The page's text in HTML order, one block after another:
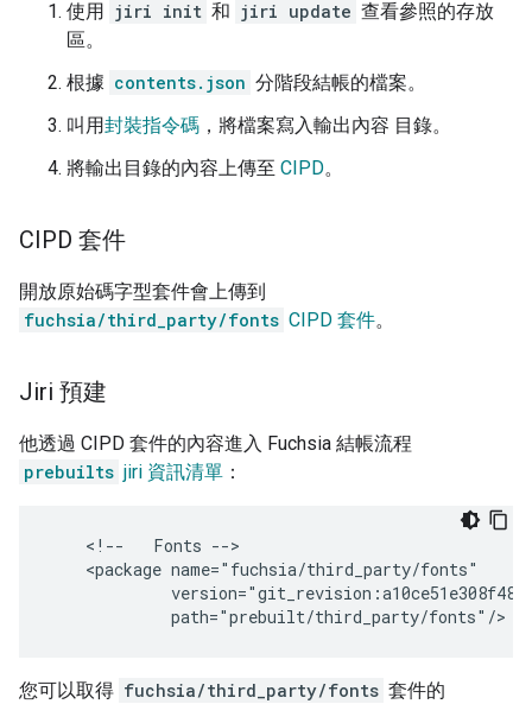
使用 jiri init 和 jiri update 查看參照的存放
區。
根據 contents.json 分階段結帳的檔案。
叫用封裝指令碼 ，將檔案寫入輸出內容 目錄。
將輸出目錄的內容上傳至 CIPD。
CIPD 套件
開放原始碼字型套件會上傳到
fuchsia/third_party/fonts CIPD 套件。
Jiri 預建
他透過 CIPD 套件的內容進入 Fuchsia 結帳流程
prebuilts jiri 資訊清單 ：
<!-- Fonts
<package
您可以取得 fuchsia/third_party/fonts 套件的